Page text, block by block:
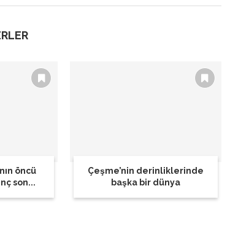
öncü
son...
Çeşme’nin derinliklerinde
başka bir dünya